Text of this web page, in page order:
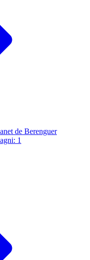
de Berenguer
1